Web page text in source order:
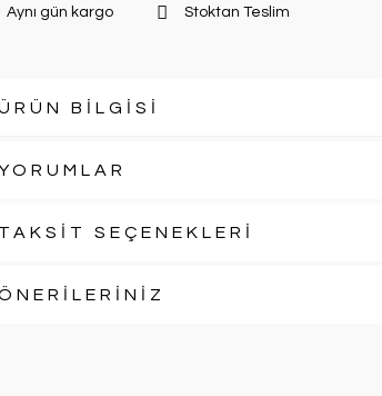
Aynı gün kargo Stoktan Teslim
BİLGİSİ
TAKSİT SEÇENEKLERİ